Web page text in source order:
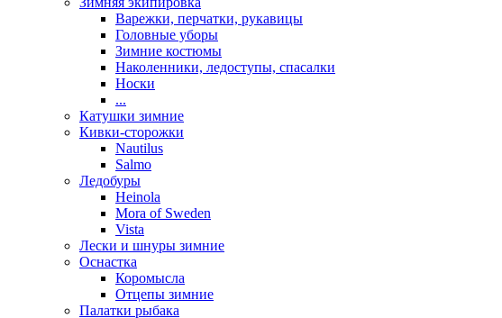
Варежки, перчатки, рукавицы
Головные уборы
Зимние костюмы
Наколенники, ледоступы, спасалки
Носки
...
Катушки зимние
Кивки-сторожки
Nautilus
Salmo
Ледобуры
Heinola
Mora of Sweden
Vista
Лески и шнуры зимние
Оснастка
Коромысла
Отцепы зимние
Палатки рыбака